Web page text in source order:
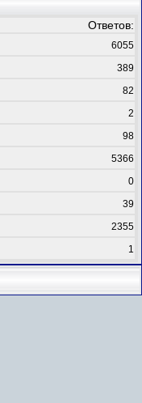
Ответов:
6055
389
82
2
98
5366
0
39
2355
1